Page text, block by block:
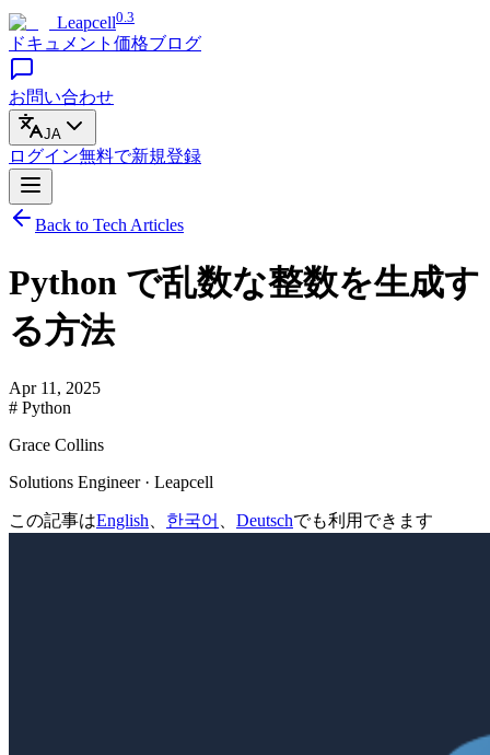
Leapcell0.3
ドキュメント 価格ブログ
お問い合わせ
JA
ログイン無料で新規登録
Back to Tech Articles
Python で乱数な整数を生成す
る方法
Apr 11, 2025
# Python
Grace Collins
Solutions Engineer · Leapcell
この記事はEnglish 한국어 Deutschでも利用できます